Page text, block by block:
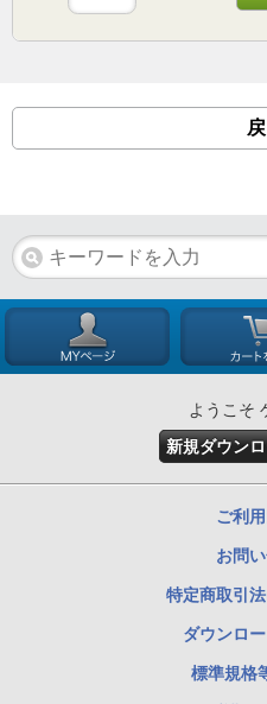
ようこそ
新規ダウン
ご利
お問
特定商取引
ダウンロ
標準規格